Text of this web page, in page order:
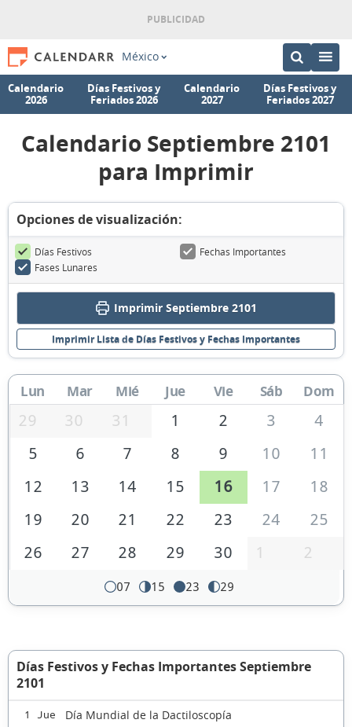
México
Calendario
2026
Días Festivos y
Feriados 2026
Calendario
2027
Días Festivos y
Feriados 2027
Calendario Septiembre 2101
para Imprimir
Opciones de visualización:
Días Festivos
Fechas Importantes
Fases Lunares
Imprimir Septiembre 2101
Imprimir Lista de Días Festivos y Fechas Importantes
Lun Mar Mié Jue Vie Sáb Dom
29 30 31 1 2 3
4
5
6 7 8 9 10
11
12
13 14 15 16 17
18
19
20 21 22 23 24
25
26
27 28 29 30 1 2
07 15 23 29
Días Festivos y Fechas Importantes Septiembre
2101
1 Jue Día Mundial de la Dactiloscopía